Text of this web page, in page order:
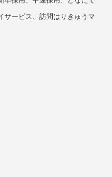
サービス、訪問はりきゅうマ